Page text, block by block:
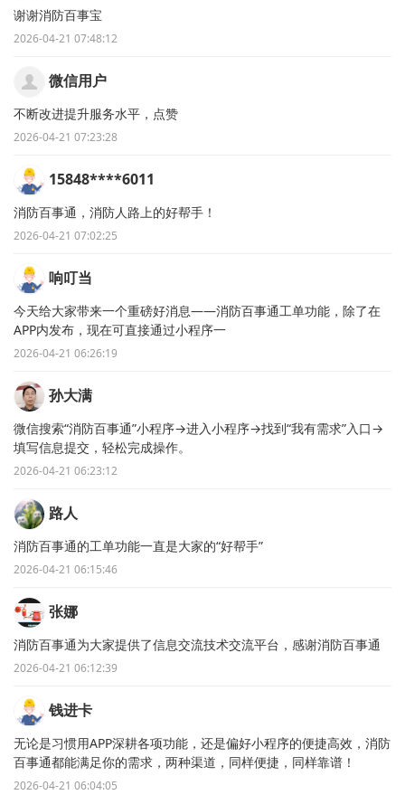
谢谢消防百事宝
2026-04-21 07:48:12
微信用户
不断改进提升服务水平，点赞
2026-04-21 07:23:28
15848****6011
消防百事通，消防人路上的好帮手！
2026-04-21 07:02:25
响叮当
今天给大家带来一个重磅好消息——消防百事通工单功能，除了在
APP内发布，现在可直接通过小程序一
2026-04-21 06:26:19
孙大满
微信搜索“消防百事通”小程序→进入小程序→找到“我有需求”入口→
填写信息提交，轻松完成操作。
2026-04-21 06:23:12
路人
消防百事通的工单功能一直是大家的“好帮手”
2026-04-21 06:15:46
张娜
消防百事通为大家提供了信息交流技术交流平台，感谢消防百事通
2026-04-21 06:12:39
钱进卡
无论是习惯用APP深耕各项功能，还是偏好小程序的便捷高效，消防
百事通都能满足你的需求，两种渠道，同样便捷，同样靠谱！
2026-04-21 06:04:05